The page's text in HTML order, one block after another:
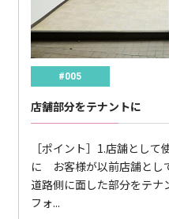
#005
店舗部分をテナントに
［ポイント］1.店舗とし
に お客様が以前店舗とし
道路側に面した部分をテナ
フォ...